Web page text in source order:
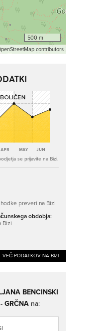
500 m
contributors
se prijavite na Bizi.
preveri na Bizi
obdobja:
Bizi
VEČ PODATKOV NA BIZI
BENCINSKI
GRČNA na: